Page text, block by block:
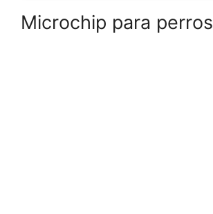
Microchip para perros